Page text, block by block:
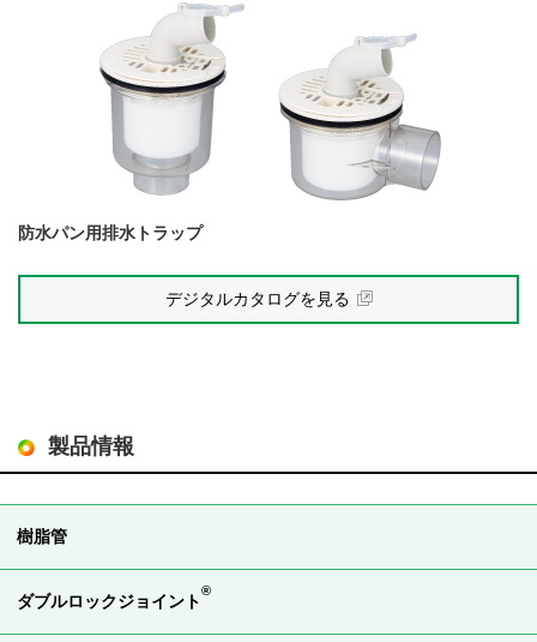
防水パン用排水トラップ
デジタルカタログを見る
製品情報
樹脂管
ダブルロックジョイント
®